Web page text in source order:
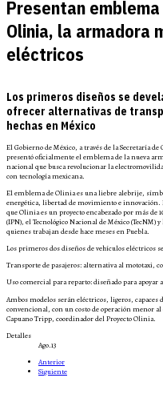
Presentan
Olinia, la armadora
eléctricos
Los primeros diseños se
ofrecer alternativas de
hechas en México
El Gobierno de México, a través de la Secretaría
presentó oficialmente el emblema de la nueva
nacional que busca revolucionar la
con tecnología mexicana.
El emblema de Olinia es una liebre alebrije,
energética, libertad de movimiento e innovación.
que Olinia es un proyecto encabezado por más
(IPN), el Tecnológico Nacional de México
quienes trabajan desde hace meses en Puebla.
Los primeros dos diseños de vehículos eléctricos
Transporte de pasajeros: alternativa al mototaxi,
Uso comercial para reparto: diseñado para apoyar
Ambos modelos serán eléctricos, ligeros,
convencional, con un costo de operación menor
Capuano Tripp, coordinador del Proyecto Olinia.
Detalles
Ago.13
Anterior
Siguiente